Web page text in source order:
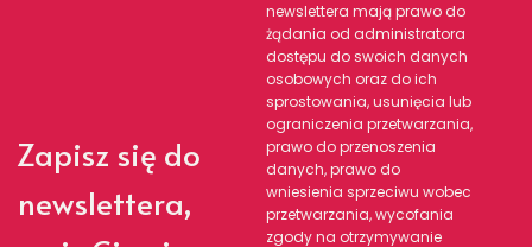
Zapisz się do
newslettera,
newslettera mają prawo do
żądania od administratora
dostępu do swoich danych
osobowych oraz do ich
sprostowania, usunięcia lub
ograniczenia przetwarzania,
prawo do przenoszenia
danych, prawo do
wniesienia sprzeciwu wobec
przetwarzania, wycofania
zgody na otrzymywanie